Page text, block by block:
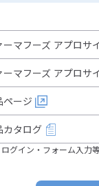
ーマフーズ アプロサ
ーマフーズ アプロサ
ページ
カタログ
グイン・フォーム入力